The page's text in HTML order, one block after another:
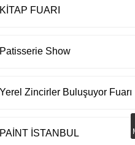
KİTAP FUARI
Patisserie Show
Yerel Zincirler Buluşuyor Fuarı
PAİNT İSTANBUL